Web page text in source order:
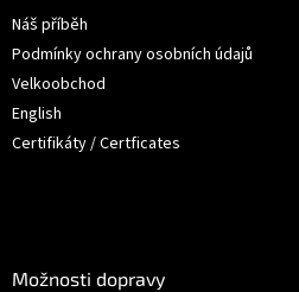
Náš příběh
Podmínky ochrany osobních údajů
Velkoobchod
English
Certifikáty / Certficates
Možnosti dopravy